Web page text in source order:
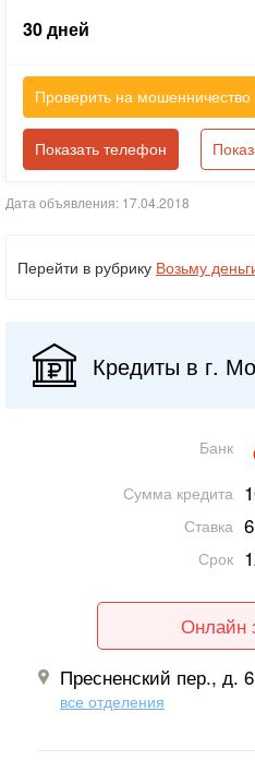
30 дней
Проверить на мошенничество
Показать телефон
Дата объявления: 17.04.2018
Перейти в рубрику Возьму
Кредиты в г.
Банк
Сумма кредита
Ставка
Срок
Онлайн
Пресненский пер., д.
все отделения